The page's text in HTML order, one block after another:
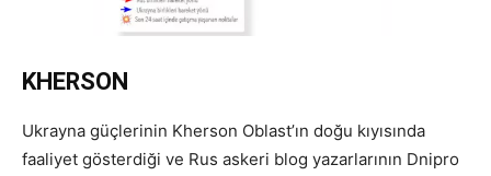
KHERSON
Ukrayna güçlerinin Kherson Oblast’ın doğu kıyısında
faaliyet gösterdiği ve Rus askeri blog yazarlarının Dnipro